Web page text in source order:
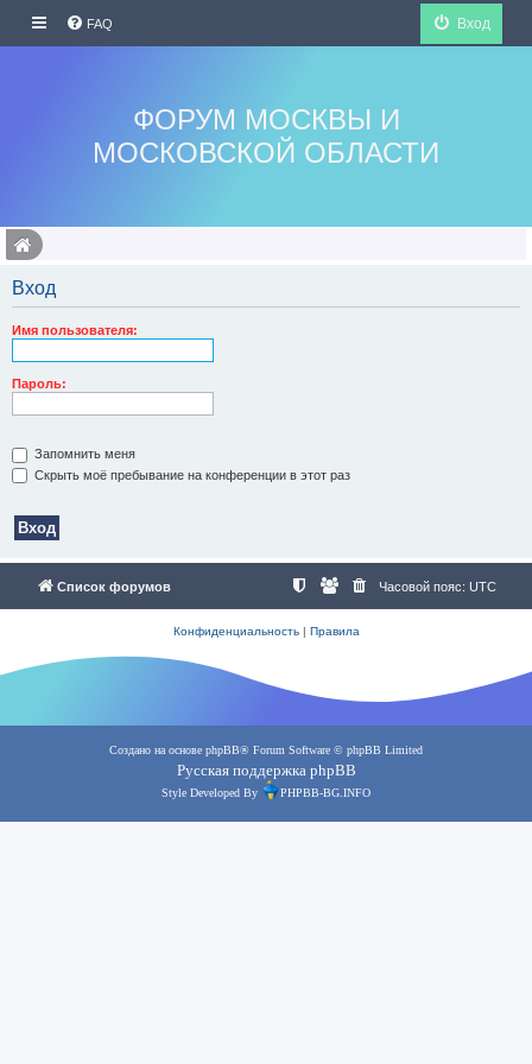
FAQ Вход
ФОРУМ МОСКВЫ И
МОСКОВСКОЙ ОБЛАСТИ
Вход
Имя пользователя:
Пароль:
Запомнить меня
Скрыть моё пребывание на конференции в этот раз
Список форумов Часовой пояс: UTC
Конфиденциальность| Правила
Создано на основе phpBB® Forum Software © phpBB Limited
Русская поддержка phpBB
Style Developed By PHPBB-BG.INFO